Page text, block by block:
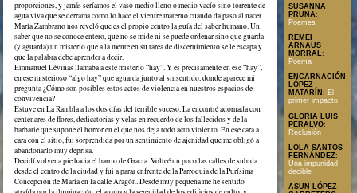
proporciones, y jamás seríamos el vaso medio lleno o medio vacío sino torrente de
agua viva que se derrama como lo hace el vientre materno cuando da paso al nacer.
María Zambrano nos reveló que es el propio centro la guía del saber humano. Un
saber que no se conoce entero, que no se mide ni se puede ordenar sino que guarda
(y aguarda) un misterio que a la mente en su tarea de discernimiento se le escapa y
que la palabra debe aprender a decir.
Emmanuel Lévinas llamaba a este misterio “hay”. Y es precisamente en ese “hay”,
en ese misterioso “algo hay” que aguarda junto al sinsentido, donde aparece mi
pregunta ¿Cómo son posibles estos actos de violencia en nuestros espacios de
convivencia?
Estuve en La Rambla a los dos días del terrible suceso. La encontré adornada con
centenares de flores, dedicatorias y velas en recuerdo de los fallecidos y de la
barbarie que supone el horror en el que nos deja todo acto violento. En ese cara a
cara con el sitio, fui sorprendida por un sentimiento de ajenidad que me obligó a
abandonarlo muy deprisa.
Decidí volver a pie hacia el barrio de Gracia. Volteé un poco las calles de subida
desde el centro de la ciudad y fui a parar enfrente de la Parroquia de la Purísima
Concepción de María en la calle Aragón. Desde muy pequeña me he sentido
SUSANNA
PRUNA:
Poemes
REMEI
ARNAUS
MORRAL:
Poema
ENCARNACIÓN
LÓPEZ
MATARÍN : El
primer impacto
GLORIA LUIS
PERALVO:
Reclusión
LOLA SANTOS
FERNÁNDEZ:
Una impunidad
decible
ASUN LÓPEZ